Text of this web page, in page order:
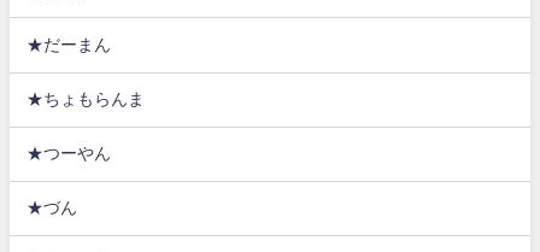
★だーまん
★ちょもらんま
★つーやん
★づん